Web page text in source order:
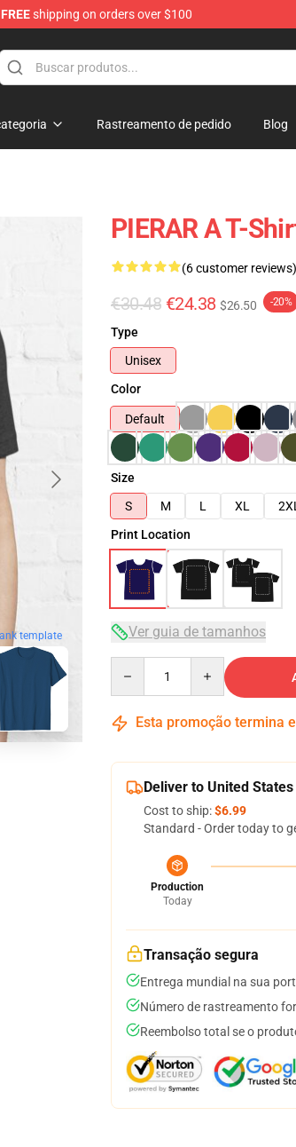
FREEshipping on orders over $100
Rastreamento de pedido Blog
template
PIERAR A T-
(6 customer reviews)
€30.48 €24.38 $26.50 -20%
Type
Unisex
Color
Default
Size
S
M L XL 2XL
Print Location
Ver guia de tamanhos
Esta promoção termina
Deliver to United States
Cost to ship:$6.99
Standard - Order today to
Production
Today
Transação segura
Entrega mundial na sua
Número de rastreamento
Reembolso total se o